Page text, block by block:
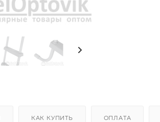
КАК КУПИТЬ ОПЛАТА